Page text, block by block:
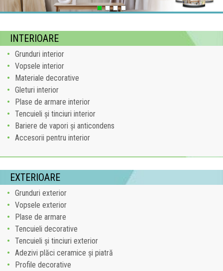
INTERIOARE
Grunduri interior
Vopsele interior
Materiale decorative
Gleturi interior
Plase de armare interior
Tencuieli și tinciuri interior
Bariere de vapori și anticondens
Accesorii pentru interior
EXTERIOARE
Grunduri exterior
Vopsele exterior
Plase de armare
Tencuieli decorative
Tencuieli și tinciuri exterior
Adezivi plăci ceramice și piatră
Profile decorative